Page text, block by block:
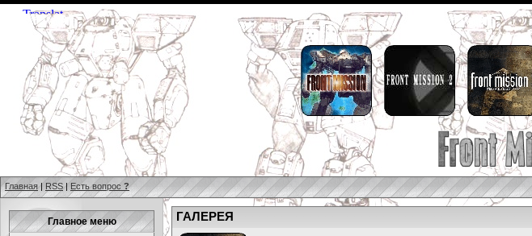
Главная | RSS | Есть вопрос ?
Главное меню ГАЛЕРЕЯ